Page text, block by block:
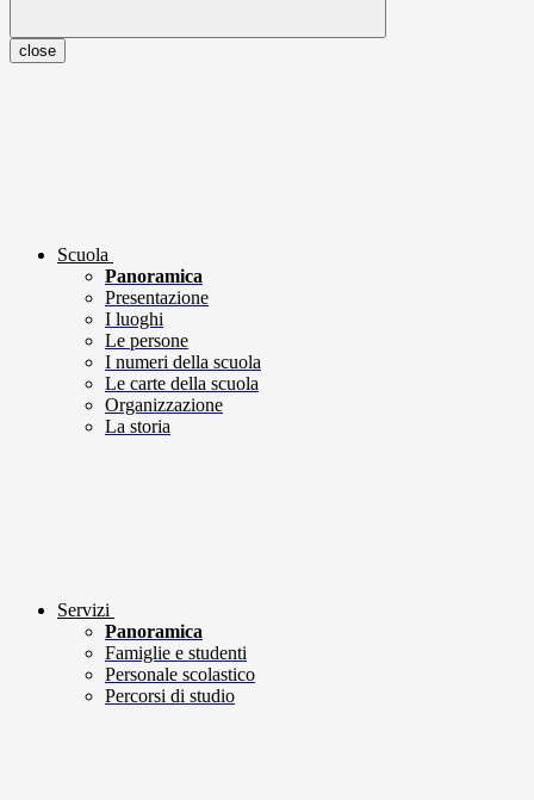
close
Scuola
Panoramica
Presentazione
I luoghi
Le persone
I numeri della scuola
Le carte della scuola
Organizzazione
La storia
Servizi
Panoramica
Famiglie e studenti
Personale scolastico
Percorsi di studio